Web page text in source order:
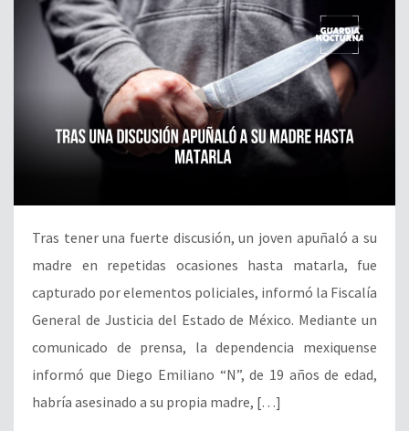
Tras tener una fuerte discusión, un joven apuñaló a su
madre en repetidas ocasiones hasta matarla, fue
capturado por elementos policiales, informó la Fiscalía
General de Justicia del Estado de México. Mediante un
comunicado de prensa, la dependencia mexiquense
informó que Diego Emiliano “N”, de 19 años de edad,
habría asesinado a su propia madre, […]